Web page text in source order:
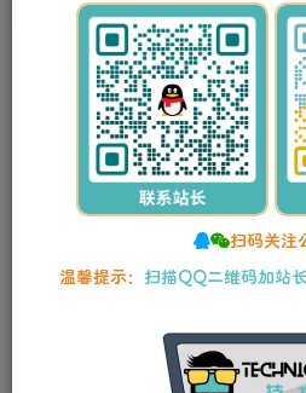
Y币5 Y币
【VIP】普通会员 Y币3
立即购买
您当前未登录！建
本站资源均为作者特供和网友推荐收集
用，请在下载后24小时内删除，谢谢合
兄弟/激光一体机DCP-
扫码关注
温馨提示： 扫描QQ二维码加站